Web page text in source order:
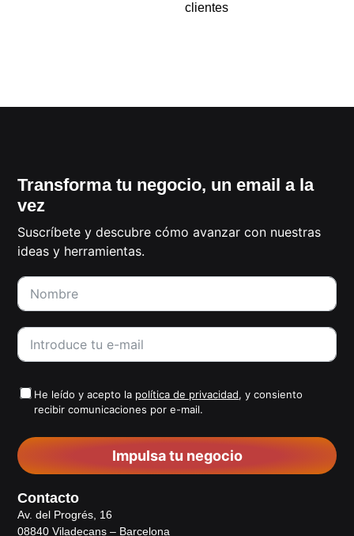
clientes
Transforma tu negocio, un email a la
vez
Suscríbete y descubre cómo avanzar con nuestras
ideas y herramientas.
He leído y acepto la política de privacidad, y consiento
recibir comunicaciones por e-mail.
Impulsa tu negocio
Contacto
Av. del Progrés, 16
08840 Viladecans – Barcelona